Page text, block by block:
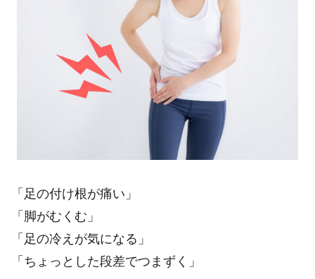
「足の付け根が痛い」
「脚がむくむ」
「足の冷えが気になる」
「ちょっとした段差でつまずく」